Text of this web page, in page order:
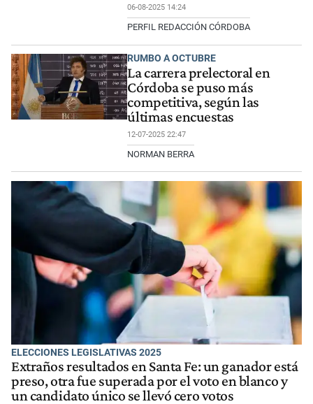
06-08-2025 14:24
PERFIL REDACCIÓN CÓRDOBA
RUMBO A OCTUBRE
La carrera prelectoral en
Córdoba se puso más
competitiva, según las
últimas encuestas
12-07-2025 22:47
NORMAN BERRA
ELECCIONES LEGISLATIVAS 2025
Extraños resultados en Santa Fe: un ganador está
preso, otra fue superada por el voto en blanco y
un candidato único se llevó cero votos